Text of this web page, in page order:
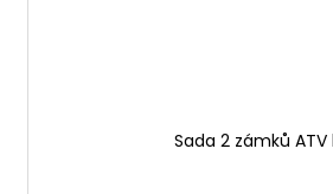
Sada 2 zámků ATV